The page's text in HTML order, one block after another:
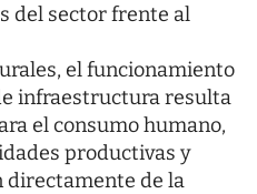
del sector frente al
el funcionamiento
infraestructura resulta
el consumo humano,
productivas y
directamente de la